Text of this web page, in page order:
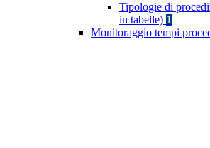
Tipologie di
in tabelle) 1
Monitoraggio tempi